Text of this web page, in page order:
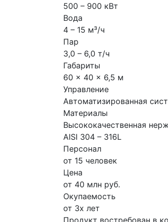
500 – 900 кВт
Вода
4 – 15 м³/ч
Пар
3,0 – 6,0 т/ч
Габариты
60 × 40 × 6,5 м
Управление
Автоматизированная
Материалы
Высококачественная
AISI 304 – 316L
Персонал
от 15 человек
Цена
от 40 млн руб.
Окупаемость
от 3х лет
Продукт востребован в